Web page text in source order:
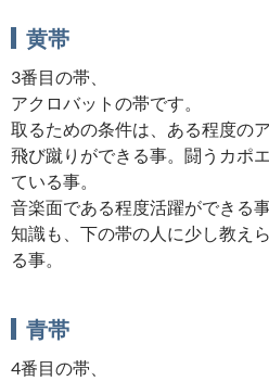
黄帯
3番目の帯、
アクロバットの帯です。
取るための条件は、ある程度の
飛び蹴りができる事。闘うカポ
ている事。
音楽面である程度活躍ができる事
知識も、下の帯の人に少し教え
る事。
青帯
4番目の帯、